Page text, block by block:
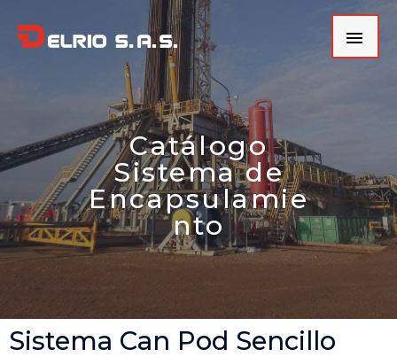
Catálogo
Sistema de
Encapsulamie
nto
Sistema Can Pod Sencillo